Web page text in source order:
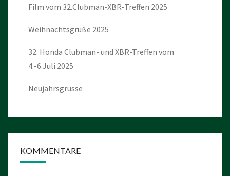
Film vom 32.Clubman-XBR-Treffen 2025
Weihnachtsgrüße 2025
32. Honda Clubman- und XBR-Treffen vom
4.-6.Juli 2025
Neujahrsgrüsse
KOMMENTARE